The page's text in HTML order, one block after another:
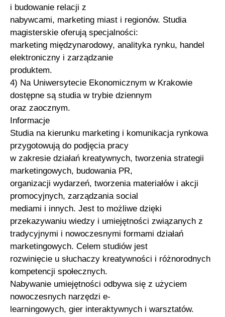
i budowanie relacji z
nabywcami, marketing miast i regionów. Studia
magisterskie oferują specjalności:
marketing międzynarodowy, analityka rynku, handel
elektroniczny i zarządzanie
produktem.
4) Na Uniwersytecie Ekonomicznym w Krakowie
dostępne są studia w trybie dziennym
oraz zaocznym.
Informacje
Studia na kierunku marketing i komunikacja rynkowa
przygotowują do podjęcia pracy
w zakresie działań kreatywnych, tworzenia strategii
marketingowych, budowania PR,
organizacji wydarzeń, tworzenia materiałów i akcji
promocyjnych, zarządzania social
mediami i innych. Jest to możliwe dzięki
przekazywaniu wiedzy i umiejętności związanych z
tradycyjnymi i nowoczesnymi formami działań
marketingowych. Celem studiów jest
rozwinięcie u słuchaczy kreatywności i różnorodnych
kompetencji społecznych.
Nabywanie umiejętności odbywa się z użyciem
nowoczesnych narzędzi e-
learningowych, gier interaktywnych i warsztatów.